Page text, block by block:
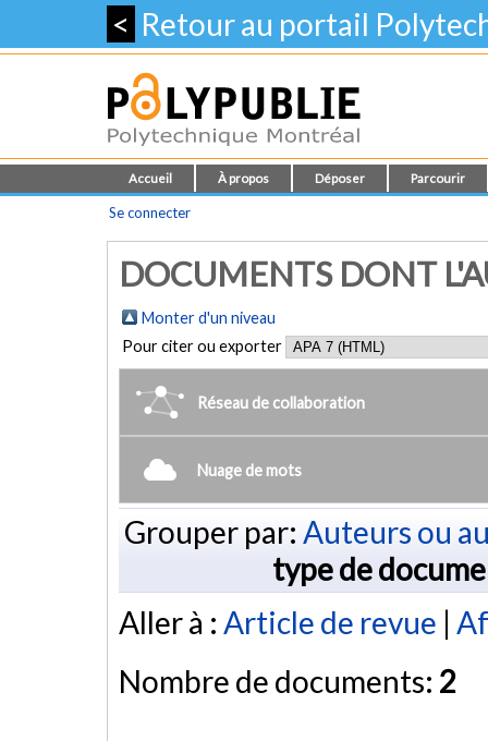
< Retour au portail
Accueil À propos Déposer Parcourir
Se connecter
DOCUMENTS DONT
Monter d'un niveau
Pour citer ou exporter
Réseau de collaboration
Nuage de mots
Grouper par: Auteurs ou
type de
Aller à : Article de revue |
Nombre de documents: 2